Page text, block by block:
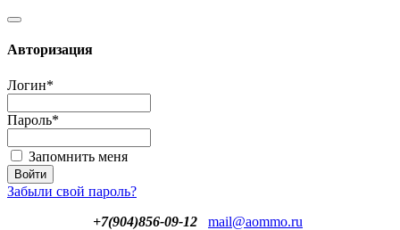
Авторизация
Логин*
Пароль*
Запомнить меня
Забыли свой пароль?
+7(904)856-09-12
mail@aommo.ru